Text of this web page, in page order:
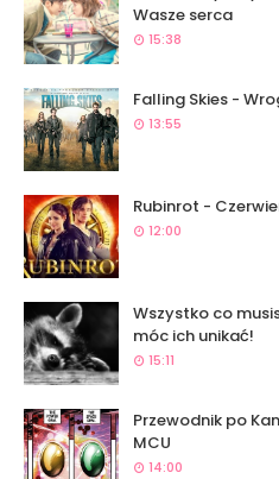
Wasze serca
15:38
Falling Skies -
13:55
Rubinrot -
12:00
Wszystko co
móc ich unikać!
15:11
Przewodnik po
MCU
14:00